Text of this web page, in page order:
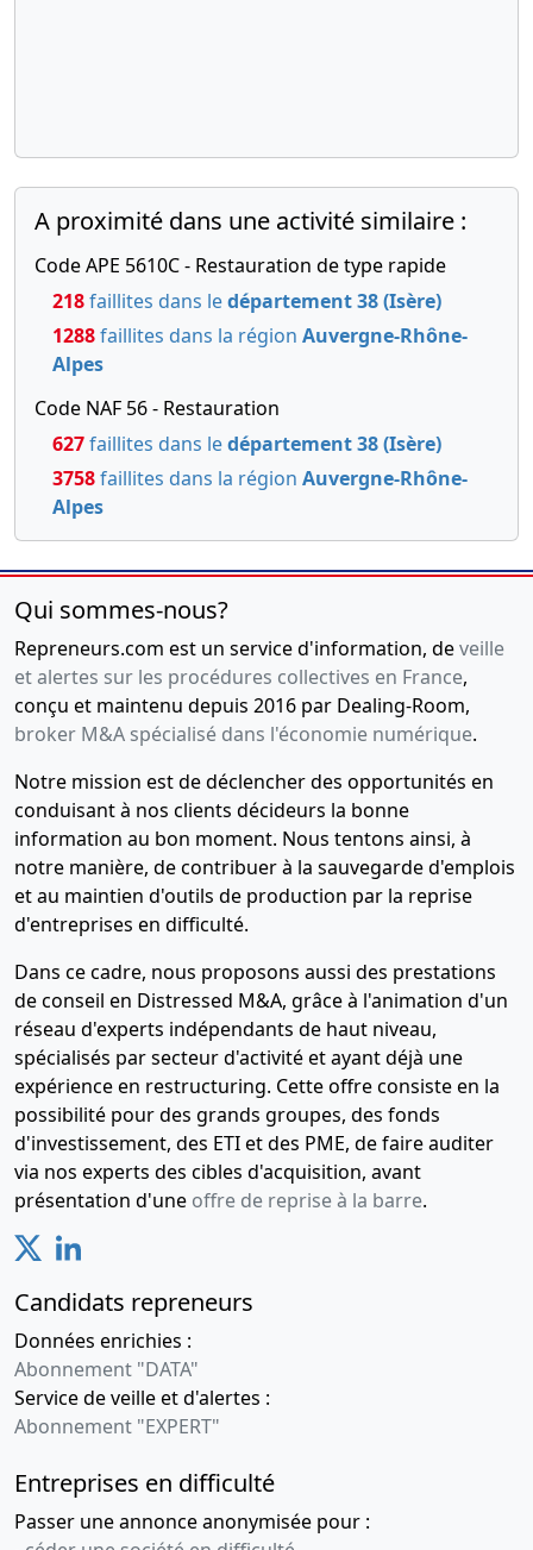
A proximité dans une activité similaire :
Code APE 5610C - Restauration de type rapide
218faillites dans ledépartement 38 (Isère)
1288faillites dans la région Auvergne-Rhône-
Alpes
Code NAF 56 - Restauration
627faillites dans ledépartement 38 (Isère)
3758faillites dans la région Auvergne-Rhône-
Alpes
Qui sommes-nous?
Repreneurs.com est un service d'information, deveille
et alertes sur les procédures collectives en France,
conçu et maintenu depuis 2016 par Dealing-Room,
broker M&A spécialisé dans l'économie numérique.
Notre mission est de déclencher des opportunités en
conduisant à nos clients décideurs la bonne
information au bon moment. Nous tentons ainsi, à
notre manière, de contribuer à la sauvegarde d'emplois
et au maintien d'outils de production par la reprise
d'entreprises en difficulté.
Dans ce cadre, nous proposons aussi des prestations
de conseil en Distressed M&A, grâce à l'animation d'un
réseau d'experts indépendants de haut niveau,
spécialisés par secteur d'activité et ayant déjà une
expérience en restructuring. Cette offre consiste en la
possibilité pour des grands groupes, des fonds
d'investissement, des ETI et des PME, de faire auditer
via nos experts des cibles d'acquisition, avant
présentation d'une offre de reprise à la barre.
Candidats repreneurs
Données enrichies :
Abonnement "DATA"
Service de veille et d'alertes :
Abonnement "EXPERT"
Entreprises en difficulté
Passer une annonce anonymisée pour :